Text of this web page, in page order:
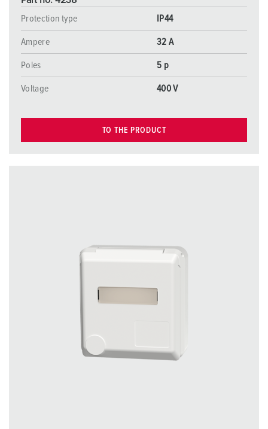
Protection type
IP44
Ampere 32 A
Poles 5 p
Voltage 400 V
TO THE PRODUCT